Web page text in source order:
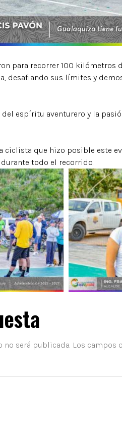
para recorrer 100 kilómetros
desafiando sus límites y
espíritu aventurero y la
ciclista que hizo posible este
todo el recorrido.
no será publicada. Los campos